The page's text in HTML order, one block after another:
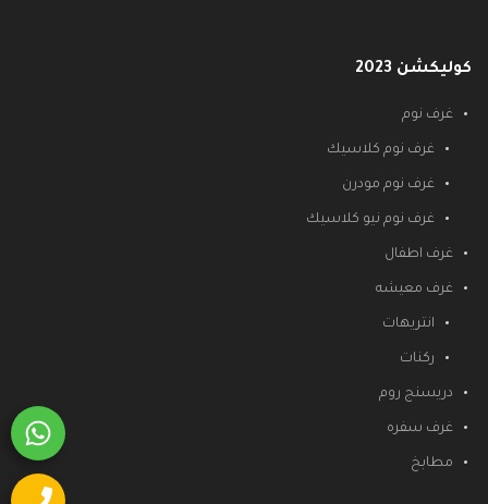
كوليكشن 2023
غرف نوم
غرف نوم كلاسيك
غرف نوم مودرن
غرف نوم نيو كلاسيك
غرف اطفال
غرف معيشه
انتريهات
ركنات
دريسنج روم
غرف سفره
مطابخ